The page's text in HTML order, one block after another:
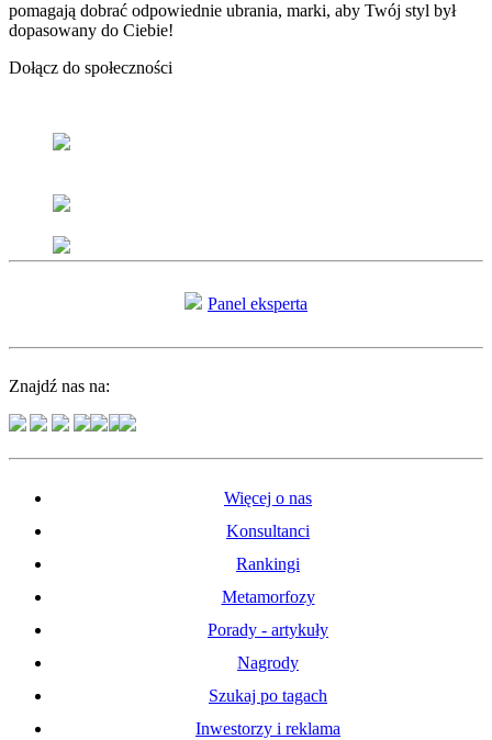
pomagają dobrać odpowiednie ubrania, marki, aby Twój styl był
dopasowany do Ciebie!
Dołącz do społeczności
Panel eksperta
Znajdź nas na:
Więcej o nas
Konsultanci
Rankingi
Metamorfozy
Porady - artykuły
Nagrody
Szukaj po tagach
Inwestorzy i reklama